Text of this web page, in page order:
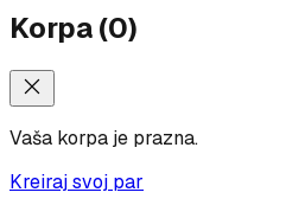
Korpa(0)
Vaša korpa je prazna.
Kreiraj svoj par